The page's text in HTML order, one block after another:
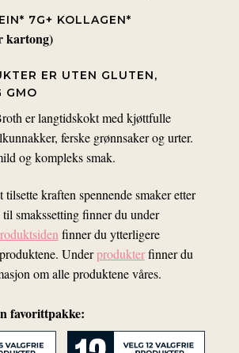
7G+ KOLLAGEN*
kartong)
ER UTEN GLUTEN,
GMO
er langtidskokt med kjøttfulle
ferske grønnsaker og urter.
og kompleks smak.
kraften spennende smaker etter
smakssetting finner du under
finner du ytterligere
Underprodukterfinner du
om alle produktene våres.
favorittpakke: